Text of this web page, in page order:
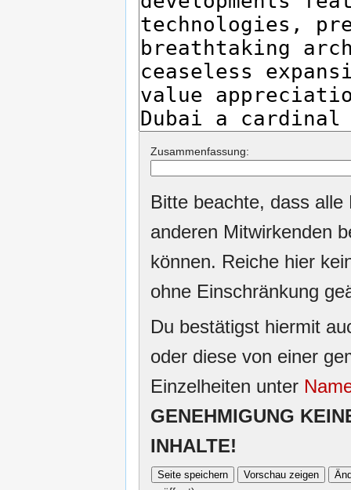
Zusammenfassung:
Bitte beachte, dass
anderen Mitwirkenden
können. Reiche hier
ohne Einschränkung
Du bestätigst hiermit
oder diese von einer
Einzelheiten unter
GENEHMIGUNG
INHALTE!